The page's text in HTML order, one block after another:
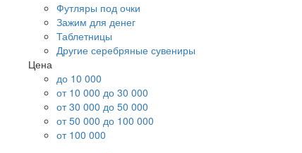
Футляры под очки
Зажим для денег
Таблетницы
Другие серебряные сувениры
Цена
до 10 000
от 10 000 до 30 000
от 30 000 до 50 000
от 50 000 до 100 000
от 100 000